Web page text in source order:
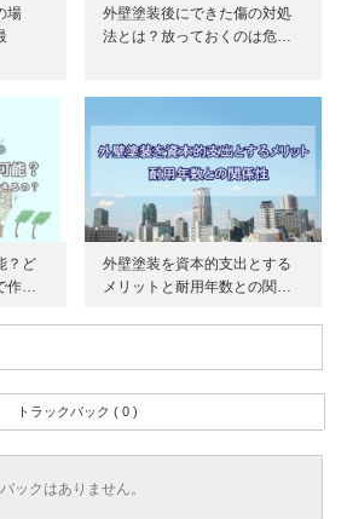
場
外壁塗装後にできた傷の対処
法とは？放っておくのは危…
？ど
作…
外壁塗装を資本的支出とする
メリットと耐用年数との関…
トラックバック ( 0 )
ックはありません。